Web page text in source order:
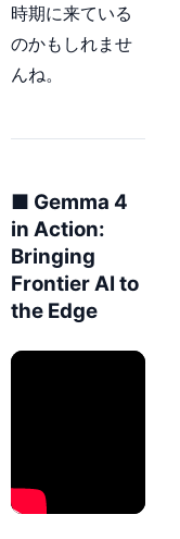
時期に来ている
のかもしれませ
んね。
■ Gemma 4
in Action:
Bringing
Frontier AI to
the Edge